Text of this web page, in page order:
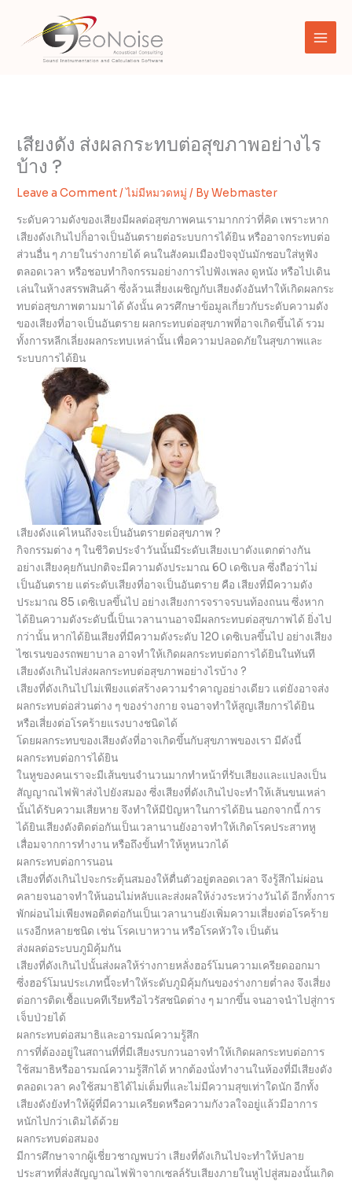
content
เสียงดัง ส่งผลกระทบต่อสุขภาพอย่างไร
บ้าง ?
Leave a Comment/ไม่มีหมวดหมู่ / ByWebmaster
ระดับความดังของเสียงมีผลต่อสุขภาพคนเรามากกว่าที่คิด เพราะหาก
เสียงดังเกินไปก็อาจเป็นอันตรายต่อระบบการได้ยิน หรืออาจกระทบต่อ
ส่วนอื่น ๆ ภายในร่างกายได้ คนในสังคมเมืองปัจจุบันมักชอบใส่หูฟัง
ตลอดเวลา หรือชอบทำกิจกรรมอย่างการไปฟังเพลง ดูหนัง หรือไปเดิน
เล่นในห้างสรรพสินค้า ซึ่งล้วนเสี่ยงเผชิญกับเสียงดังอันทำให้เกิดผลกระ
ทบต่อสุขภาพตามมาได้ ดังนั้น ควรศึกษาข้อมูลเกี่ยวกับระดับความดัง
ของเสียงที่อาจเป็นอันตราย ผลกระทบต่อสุขภาพที่อาจเกิดขึ้นได้ รวม
ทั้งการหลีกเลี่ยงผลกระทบเหล่านั้น เพื่อความปลอดภัยในสุขภาพและ
ระบบการได้ยิน
เสียงดังแค่ไหนถึงจะเป็นอันตรายต่อสุขภาพ ?
กิจกรรมต่าง ๆ ในชีวิตประจำวันนั้นมีระดับเสียงเบาดังแตกต่างกัน
อย่างเสียงคุยกันปกติจะมีความดังประมาณ 60 เดซิเบล ซึ่งถือว่าไม่
เป็นอันตราย แต่ระดับเสียงที่อาจเป็นอันตราย คือ เสียงที่มีความดัง
ประมาณ 85 เดซิเบลขึ้นไป อย่างเสียงการจราจรบนท้องถนน ซึ่งหาก
ได้ยินความดังระดับนี้เป็นเวลานานอาจมีผลกระทบต่อสุขภาพได้ ยิ่งไป
กว่านั้น หากได้ยินเสียงที่มีความดังระดับ 120 เดซิเบลขึ้นไป อย่างเสียง
ไซเรนของรถพยาบาล อาจทำให้เกิดผลกระทบต่อการได้ยินในทันที
เสียงดังเกินไปส่งผลกระทบต่อสุขภาพอย่างไรบ้าง ?
เสียงที่ดังเกินไปไม่เพียงแต่สร้างความรำคาญอย่างเดียว แต่ยังอาจส่ง
ผลกระทบต่อส่วนต่าง ๆ ของร่างกาย จนอาจทำให้สูญเสียการได้ยิน
หรือเสี่ยงต่อโรคร้ายแรงบางชนิดได้
โดยผลกระทบของเสียงดังที่อาจเกิดขึ้นกับสุขภาพของเรา มีดังนี้
ผลกระทบต่อการได้ยิน
ในหูของคนเราจะมีเส้นขนจำนวนมากทำหน้าที่รับเสียงและแปลงเป็น
สัญญาณไฟฟ้าส่งไปยังสมอง ซึ่งเสียงที่ดังเกินไปจะทำให้เส้นขนเหล่า
นั้นได้รับความเสียหาย จึงทำให้มีปัญหาในการได้ยิน นอกจากนี้ การ
ได้ยินเสียงดังติดต่อกันเป็นเวลานานยังอาจทำให้เกิดโรคประสาทหู
เสื่อมจากการทำงาน หรือถึงขั้นทำให้หูหนวกได้
ผลกระทบต่อการนอน
เสียงที่ดังเกินไปจะกระตุ้นสมองให้ตื่นตัวอยู่ตลอดเวลา จึงรู้สึกไม่ผ่อน
คลายจนอาจทำให้นอนไม่หลับและส่งผลให้ง่วงระหว่างวันได้ อีกทั้งการ
พักผ่อนไม่เพียงพอติดต่อกันเป็นเวลานานยังเพิ่มความเสี่ยงต่อโรคร้าย
แรงอีกหลายชนิด เช่น โรคเบาหวาน หรือโรคหัวใจ เป็นต้น
ส่งผลต่อระบบภูมิคุ้มกัน
เสียงที่ดังเกินไปนั้นส่งผลให้ร่างกายหลั่งฮอร์โมนความเครียดออกมา
ซึ่งฮอร์โมนประเภทนี้จะทำให้ระดับภูมิคุ้มกันของร่างกายต่ำลง จึงเสี่ยง
ต่อการติดเชื้อแบคทีเรียหรือไวรัสชนิดต่าง ๆ มากขึ้น จนอาจนำไปสู่การ
เจ็บป่วยได้
ผลกระทบต่อสมาธิและอารมณ์ความรู้สึก
การที่ต้องอยู่ในสถานที่ที่มีเสียงรบกวนอาจทำให้เกิดผลกระทบต่อการ
ใช้สมาธิหรืออารมณ์ความรู้สึกได้ หากต้องนั่งทำงานในห้องที่มีเสียงดัง
ตลอดเวลา คงใช้สมาธิได้ไม่เต็มที่และไม่มีความสุขเท่าใดนัก อีกทั้ง
เสียงดังยังทำให้ผู้ที่มีความเครียดหรือความกังวลใจอยู่แล้วมีอาการ
หนักไปกว่าเดิมได้ด้วย
ผลกระทบต่อสมอง
มีการศึกษาจากผู้เชี่ยวชาญพบว่า เสียงที่ดังเกินไปจะทำให้ปลาย
ประสาทที่ส่งสัญญาณไฟฟ้าจากเซลล์รับเสียงภายในหูไปสู่สมองนั้นเกิด